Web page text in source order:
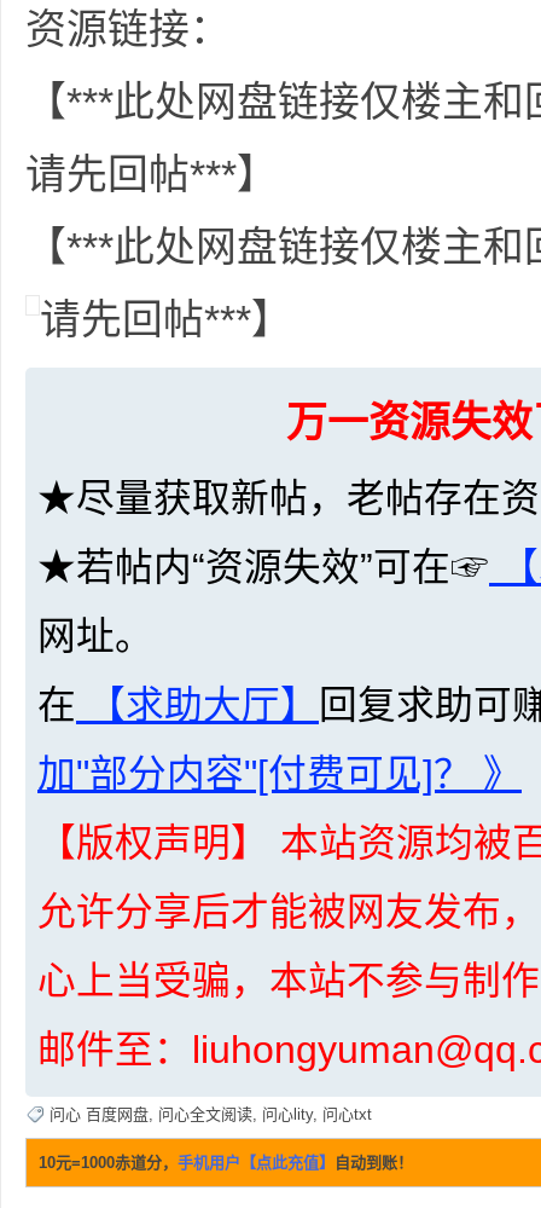
资源链接：
【***此处网盘链接仅楼主
请先回帖***】
【***此处网盘链接仅楼主
请先回帖***】
万一资源失
★尽量获取新帖，老帖存在
★若帖内“资源失效”可在☞
网址。
在 【求助大厅】
回复求助可
加"部分内容"[付费可见]？ 》
【版权声明】 本站资源均
允许分享后才能被网友发布
心上当受骗，本站不参与制
邮件至：
问心 百度网盘, 问心全文阅读, 问心lity, 问心txt
10元=1000赤道分， 手机用户【点此充值】 自动到账！